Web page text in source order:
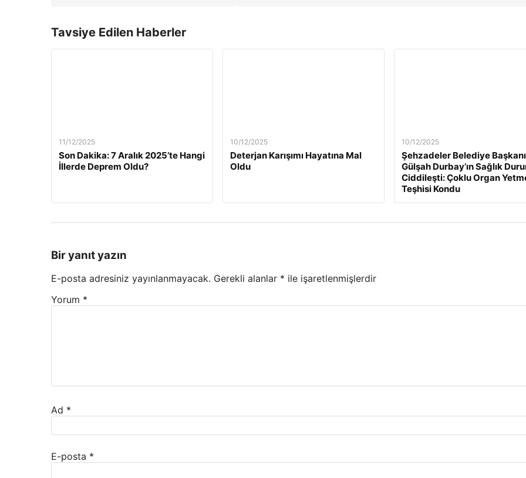
Tavsiye Edilen Haberler
11/12/2025
Son Dakika: 7 Aralık 2025’te Hangi
İllerde Deprem Oldu?
10/12/2025
Deterjan Karışımı Hayatına Mal
Oldu
10/12/2025
Şehzadeler Belediye Başkanı
Gülşah Durbay’ın Sağlık
Ciddileşti: Çoklu Organ
Teşhisi Kondu
Bir yanıt yazın
E-posta adresiniz yayınlanmayacak. Gerekli alanlar * ile işaretlenmişlerdir
Yorum *
Ad *
E-posta *